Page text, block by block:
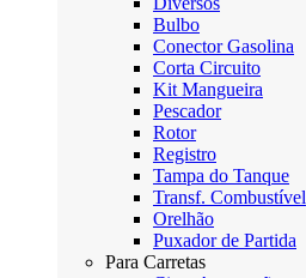
Bulbo
Conector Gasolina
Corta Circuito
Kit Mangueira
Pescador
Rotor
Registro
Tampa do Tanque
Transf. Combustível
Orelhão
Puxador de Partida
Para Carretas